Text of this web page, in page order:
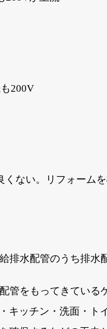
200V
ない。リフォーム
排水配管のうち排
管をもってきている
キッチン・洗面・